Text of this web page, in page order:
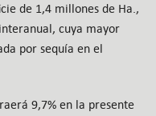
de 1,4 millones de Ha.,
cuya mayor
por sequía en el
9,7% en la presente